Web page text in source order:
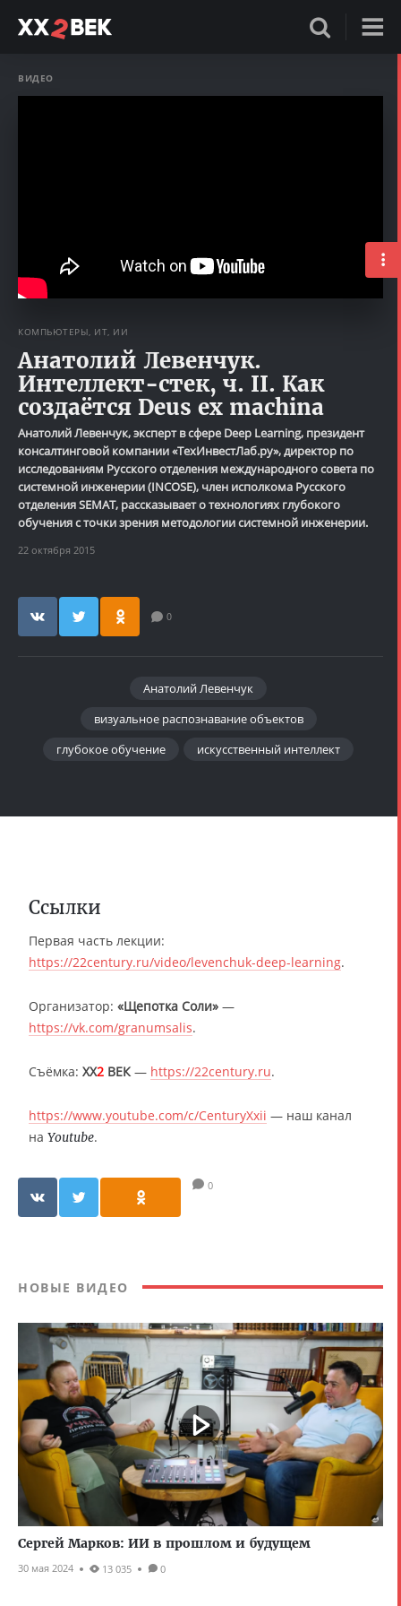
ВИДЕО
КОМПЬЮТЕРЫ, ИТ, ИИ
Анатолий Левенчук.
Интеллект-стек, ч. II. Как
создаётся Deus ex machina
Анатолий Левенчук, эксперт в сфере Deep Learning, президент
консалтинговой компании «ТехИнвестЛаб.ру», директор по
исследованиям Русского отделения международного совета по
системной инженерии (INCOSE), член исполкома Русского
отделения SEMAT, рассказывает о технологиях глубокого
обучения с точки зрения методологии системной инженерии.
22 октября 2015
0
Анатолий Левенчук
визуальное распознавание объектов
глубокое обучение
искусственный интеллект
Ссылки
Первая часть лекции:
https://22century.ru/video/levenchuk-deep-learning.
Организатор: «Щепотка Соли» —
https://vk.com/granumsalis.
Съёмка: XX2 ВЕК — https://22century.ru.
https://www.youtube.com/c/CenturyXxii — наш канал
на Youtube.
0
НОВЫЕ ВИДЕО
Сергей Марков: ИИ в прошлом и будущем
30 мая 2024 13 035 0